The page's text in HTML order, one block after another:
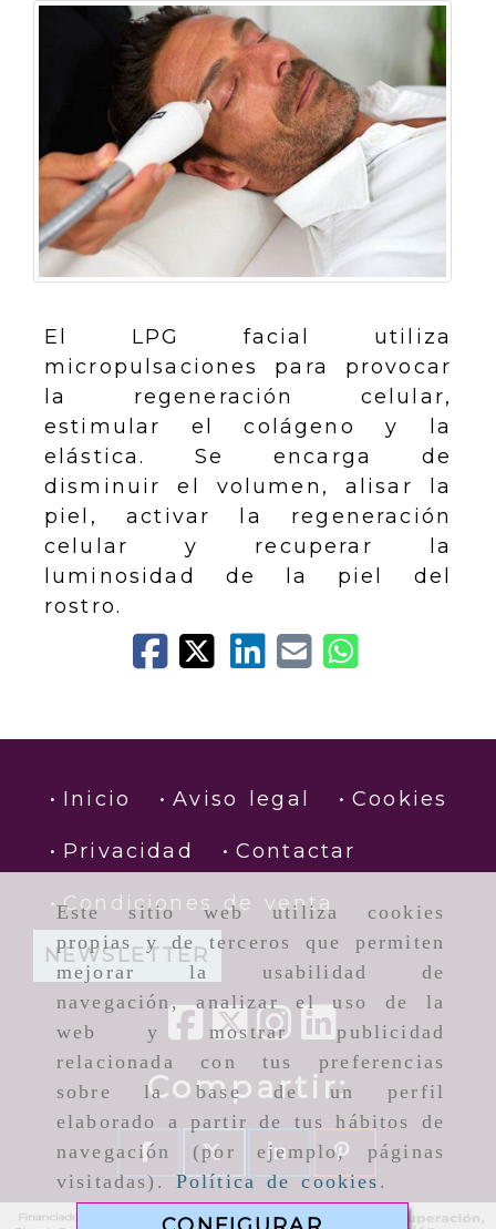
Este sitio web utiliza cookies
propias y de terceros que permiten
mejorar la usabilidad de
navegación, analizar el uso de la
web y mostrar publicidad
relacionada con tus preferencias
sobre la base de un perfil
elaborado a partir de tus hábitos de
navegación (por ejemplo, páginas
visitadas). Política de cookies .
El LPG facial utiliza
micropulsaciones para provocar
la regeneración celular,
estimular el colágeno y la
elástica. Se encarga de
disminuir el volumen, alisar la
piel, activar la regeneración
celular y recuperar la
luminosidad de la piel del
rostro.
Inicio Aviso legal Cookies
Privacidad Contactar
Condiciones de venta
NEWSLETTER
Compartir: